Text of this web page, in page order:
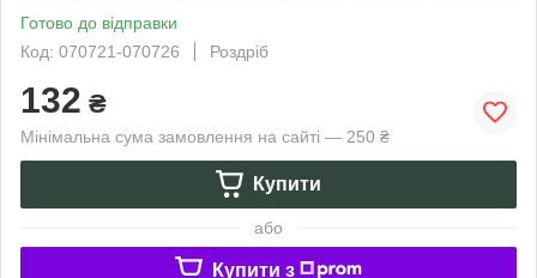
Готово до відправки
Код: 070721-070726
Роздріб
132 ₴
Мінімальна сума замовлення на сайті — 250 ₴
Купити
або
Купити з